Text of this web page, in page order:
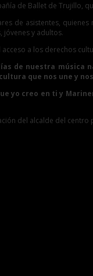
de Ballet de Trujillo,
de asistentes,
y adultos.
a los derechos
de nuestra
que nos une y
yo creo en ti y
del alcalde del